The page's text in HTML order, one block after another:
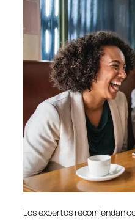
Los expertos recomiendan